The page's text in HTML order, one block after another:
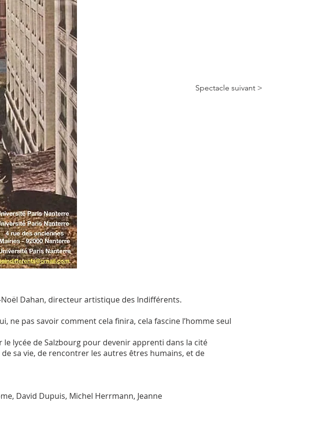
Spectacle suivant >
Dahan, directeur artistique des Indifférents.
ne pas savoir comment cela finira, cela fascine l’homme seul
lycée de Salzbourg pour devenir apprenti dans la cité
sa vie, de rencontrer les autres êtres humains, et de
David Dupuis, Michel Herrmann, Jeanne